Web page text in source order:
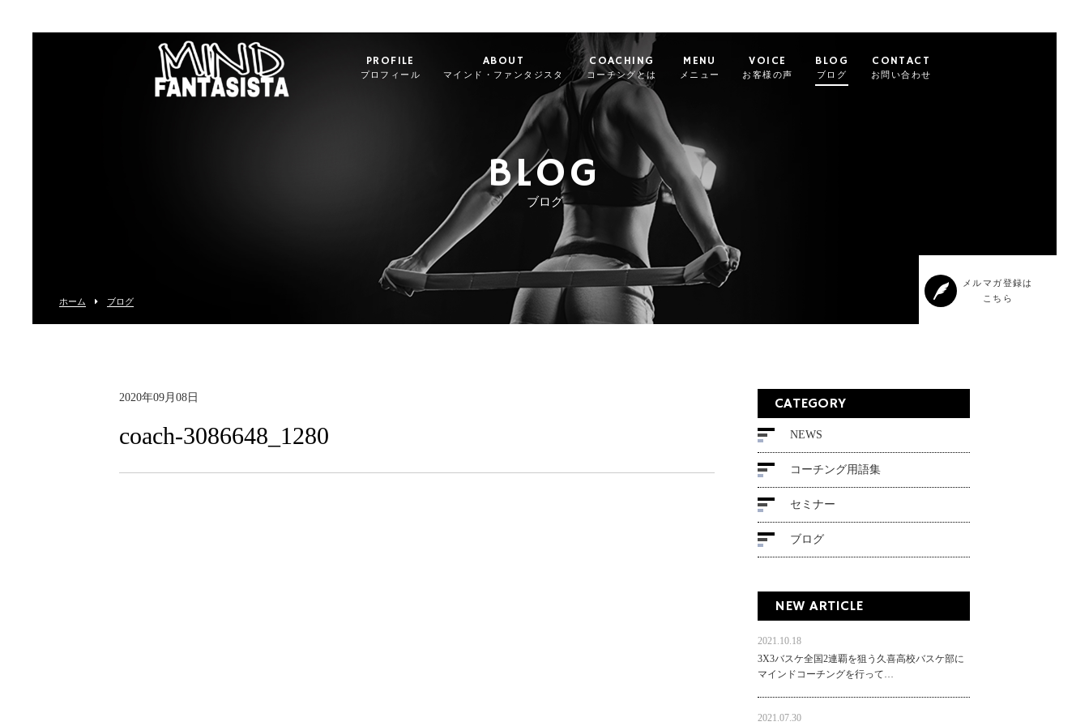
PROFILE
プロフィール
ABOUT
マインド・ファンタジスタ
COACHING
コーチングとは
MENU
メニュー
VOICE
お客様の声
BLOG
ブログ
CONTACT
お問い合わせ
BLOG
ブログ
ホーム ブログ
メルマガ登録は
こちら
2020年09月08日
coach-3086648_1280
CATEGORY
NEWS
コーチング用語集
セミナー
ブログ
NEW ARTICLE
2021.10.18
3X3バスケ全国2連覇を狙う久喜高校バスケ部に
マインドコーチングを行って…
2021.07.30